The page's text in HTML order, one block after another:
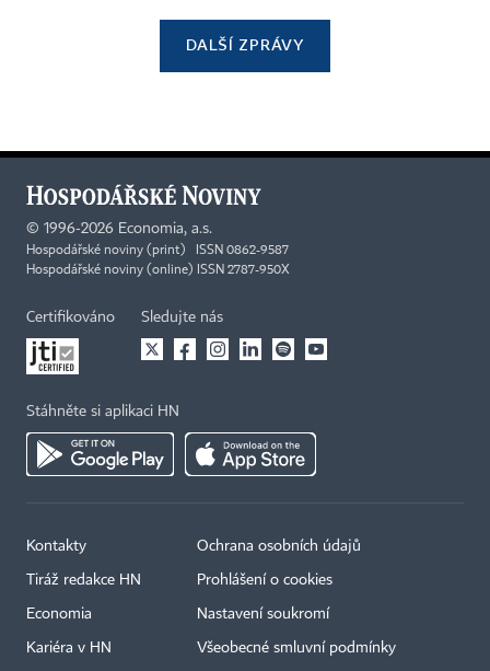
DALŠÍ ZPRÁVY
© 1996-2026 Economia, a.s.
Hospodářské noviny (print) ISSN 0862-9587
Hospodářské noviny (online) ISSN 2787-950X
Certifikováno Sledujte nás
Stáhněte si aplikaci HN
Kontakty
Tiráž redakce HN
Economia
Kariéra v HN
Ochrana osobních údajů
Prohlášení o cookies
Nastavení soukromí
Všeobecné smluvní podmínky